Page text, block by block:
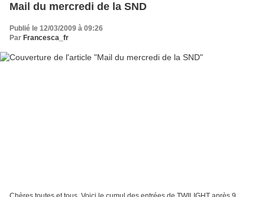
Mail du mercredi de la SND
Publié le 12/03/2009 à 09:26
Par Francesca_fr